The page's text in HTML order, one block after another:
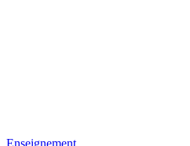
Enseignement